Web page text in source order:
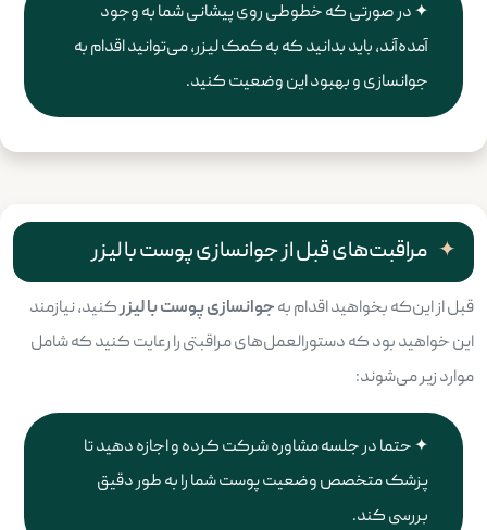
در صورتی که خطوطی روی پیشانی شما به وجود
آمده‌آند، باید بدانید که به کمک لیزر، می‌توانید اقدام به
جوانسازی و بهبود این وضعیت کنید.
مراقبت‌های قبل از جوانسازی پوست با لیزر
قبل از این‌که بخواهید اقدام بهجوانسازی پوست با لیزرکنید، نیازمند
این خواهید بود که دستورالعمل‌های مراقبتی را رعایت کنید که شامل
موارد زیر می‌شوند:
حتما در جلسه مشاوره شرکت کرده و اجازه دهید تا
پزشک متخصص وضعیت پوست شما را به طور دقیق
بررسی کند.